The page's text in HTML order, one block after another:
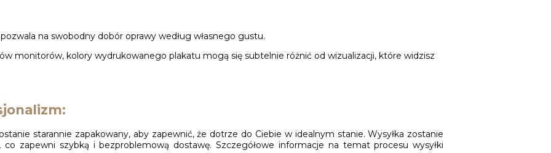
na swobodny dobór oprawy według własnego gustu.
monitorów, kolory wydrukowanego plakatu mogą się subtelnie różnić od wizualizacji, które widzisz
starannie zapakowany, aby zapewnić, że dotrze do Ciebie w idealnym stanie. Wysyłka zostanie
co zapewni szybką i bezproblemową dostawę. Szczegółowe informacje na temat procesu wysyłki